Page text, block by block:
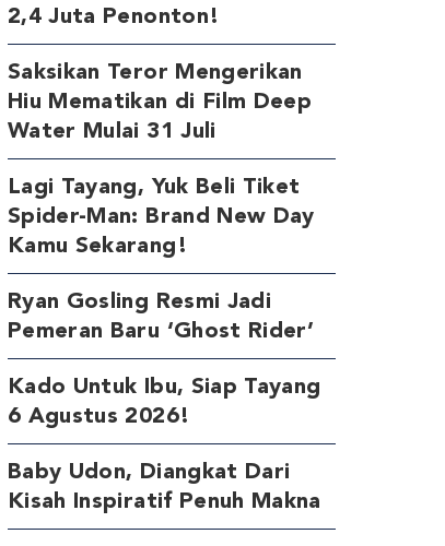
2,4 Juta Penonton!
Saksikan Teror Mengerikan
Hiu Mematikan di Film Deep
Water Mulai 31 Juli
Lagi Tayang, Yuk Beli Tiket
Spider-Man: Brand New Day
Kamu Sekarang!
Ryan Gosling Resmi Jadi
Pemeran Baru ‘Ghost Rider’
Kado Untuk Ibu, Siap Tayang
6 Agustus 2026!
Baby Udon, Diangkat Dari
Kisah Inspiratif Penuh Makna